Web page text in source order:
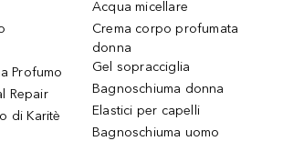
Profumo
Repair
di Karitè
Acqua micellare
Crema corpo profumata
donna
Gel sopracciglia
Bagnoschiuma donna
Elastici per capelli
Bagnoschiuma uomo